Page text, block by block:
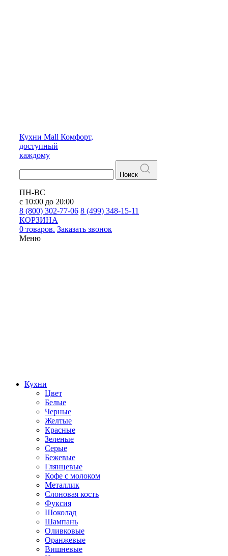
Кухни Mall Комфорт,
доступный
каждому
Поиск
ПН-ВС
с 10:00 до 20:00
8 (800) 302-77-06 8 (499) 348-15-11
КОРЗИНА
0 товаров. Заказать звонок
Меню
Кухни
Цвет
Белые
Черные
Желтые
Красные
Зеленые
Серые
Бежевые
Глянцевые
Кофе с молоком
Металлик
Слоновая кость
Фуксия
Шоколад
Шампань
Оливковые
Оранжевые
Вишневые